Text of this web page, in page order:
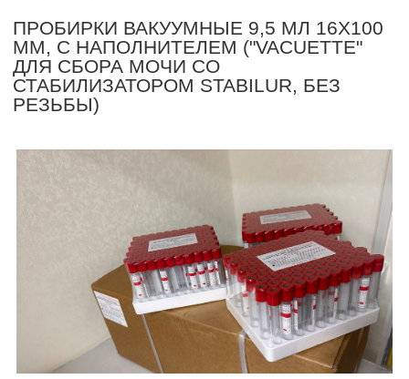
ПРОБИРКИ ВАКУУМНЫЕ 9,5 МЛ 16Х100
ММ, С НАПОЛНИТЕЛЕМ ("VACUETTE"
ДЛЯ СБОРА МОЧИ СО
СТАБИЛИЗАТОРОМ STABILUR, БЕЗ
РЕЗЬБЫ)